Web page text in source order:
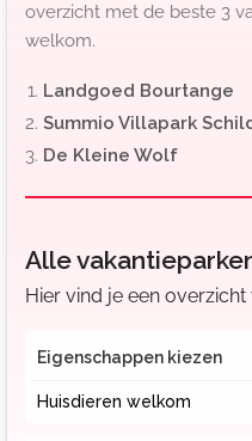
overzicht met de beste 3
welkom.
Landgoed Bourtange
Summio Villapark
De Kleine Wolf
Alle
Hier vind je een
Eigenschappen kiezen
Huisdieren welkom